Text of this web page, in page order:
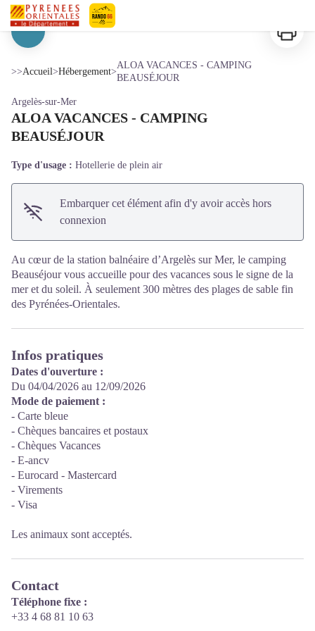
ALOA VACANCES - CAMPING BEAUSÉJOUR
>>Accueil>Hébergement>
ALOA VACANCES - CAMPING
BEAUSÉJOUR
Argelès-sur-Mer
ALOA VACANCES - CAMPING
BEAUSÉJOUR
Type d'usage : Hotellerie de plein air
Embarquer cet élément afin d'y avoir accès hors
connexion
Au cœur de la station balnéaire d’Argelès sur Mer, le camping
Beauséjour vous accueille pour des vacances sous le signe de la
mer et du soleil. À seulement 300 mètres des plages de sable fin
des Pyrénées-Orientales.
Infos pratiques
Dates d'ouverture :
Du 04/04/2026 au 12/09/2026
Mode de paiement :
- Carte bleue
- Chèques bancaires et postaux
- Chèques Vacances
- E-ancv
- Eurocard - Mastercard
- Virements
- Visa
Les animaux sont acceptés.
Contact
Téléphone fixe :
+33 4 68 81 10 63